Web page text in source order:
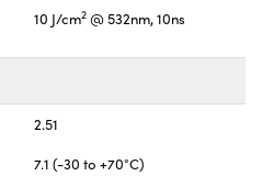
10 J/cm2 @ 532nm, 10ns
2.51
7.1 (-30 to +70°C)